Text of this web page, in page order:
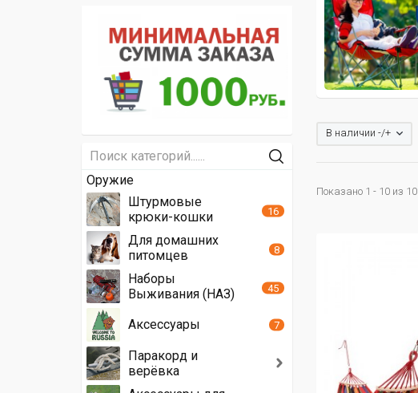
В наличии -/+
Показано 1 - 10 из 10
Оружие
Штурмовые
крюки-кошки
16
Для домашних
питомцев
8
Наборы
Выживания (НАЗ)
45
Аксессуары 7
Паракорд и
верёвка